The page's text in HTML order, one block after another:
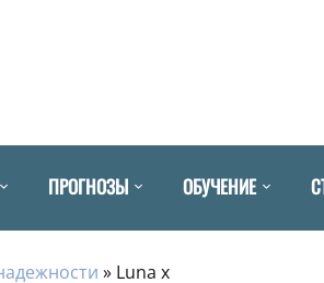
ПРОГНОЗЫ ОБУЧЕНИЕ
» Luna x